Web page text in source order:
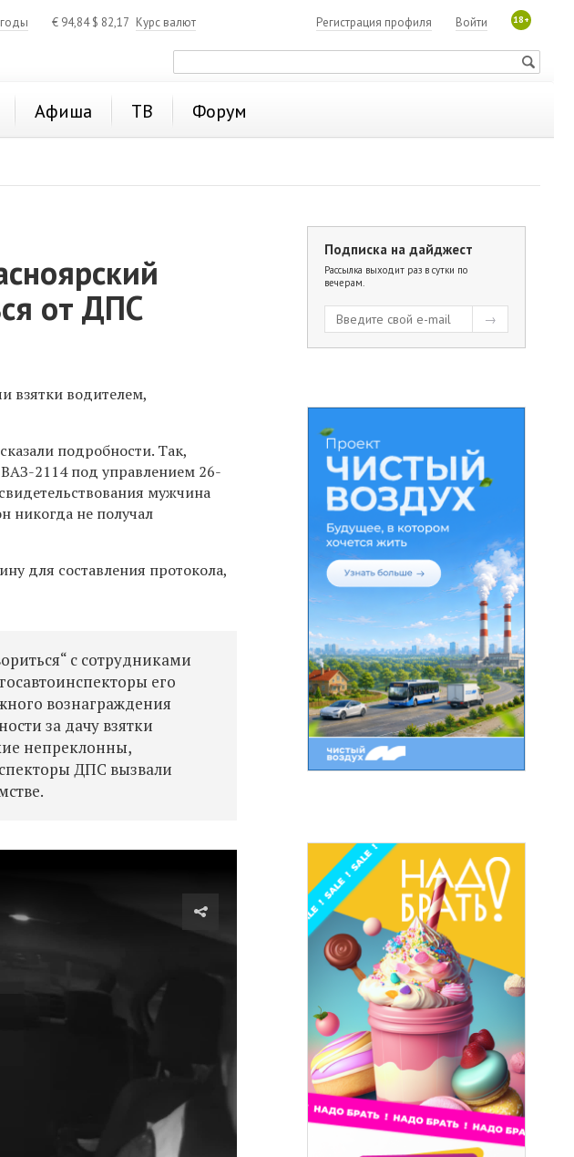
€ 94,84$ 82,17 Курс валют 18+
Войти
Регистрация профиля
Афиша ТВ Форум
от ДПС
взятки водителем,
подробности. Так,
2114 под управлением 26-
мужчина
никогда не получал
для составления протокола,
с сотрудниками
его
вознаграждения
за дачу взятки
непреклонны,
ДПС вызвали
Подписка на дайджест
Рассылка выходит раз в сутки по
вечерам.